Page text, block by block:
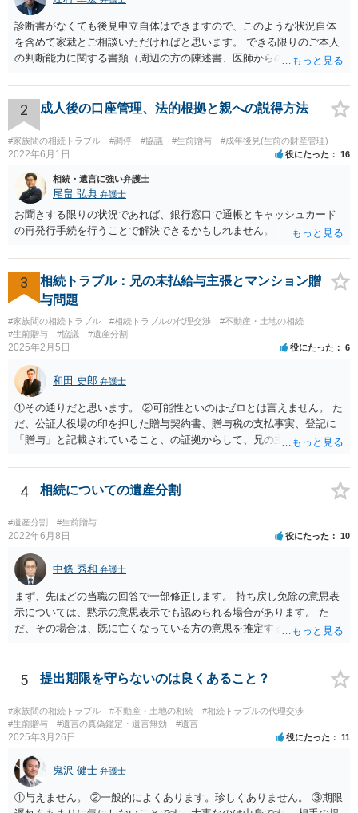
診断書がなくても後見申立自体はできますので、このような状況自体
を含めて家裁とご相談いただければと思います。 できる限りのご本人
の判断能力に関する書類（周辺の方の陳述書、医師からの聴取書等）
をしていただければそこから先は進むのではないかと存じます。 ま
た、Aさんの意向を酌みすぎるあまりに後見申立ができない状況にして
いる施設の問題もありますので、当該地域の地域包括支援センターに
ご相談されるのもひとつの方法です。
2 成人後の口座管理、法的根拠と親への説得方法
#家族間の相続トラブル #調停 #協議 #生前贈与 #成年後見(生前の財産管理)
2022年6月1日 役にたった 16
相続・遺言に強い弁護士
尾畠 弘典 弁護士
お聞きする限りの状況であれば、銀行窓口で通帳とキャッシュカード
の再発行手続を行うことで解決できるかもしれません。
3
相続トラブル：兄の未払給与主張とマンション贈
与問題
#家族間の相続トラブル #相続トラブルの代理交渉
#不動産・土地の相続
#生前贈与
#協議 #遺産分割
2025年2月5日 役にたった 6
和田 史郎 弁護士
①その通りだと思います。 ②可能性といのはゼロとは言えません。 た
だ、公証人役場の印を押した贈与契約書、贈与税の支払事実、登記に
「贈与」と記載されていること、の証拠からして、兄の主張は通らな
わなければ、遺産分割調停を申し立てて進めるのがベターのような気
がしますね。
4 相続についての遺産分割
#遺産分割 #生前贈与
2022年6月8日 役にたった 10
中條 秀和 弁護士
まず、先ほどの当職の回答で一部修正します。 持ち戻し免除の意思表
示については、黙示の意思表示でも認められる場合があります。 た
だ、その場合は、既に亡くなっている方の意思を推定することになり
持ち戻し免除の意思表示は書面で明確にしておいていただくべきとい
う結論は変わりません。 誤解を与えるような回答でした。失礼しまし
た。 文言については、「〇〇に対する生前贈与による特別受益の持ち
戻しをすべて免除する」というのがオーソドックスなものですが、ご
心配ならば、弁護士のところに行って、特別受益となりそうな贈与に
ついて説明した上で、適切な文言についてご相談してみてはいかがで
しょうか。
5 提出期限を守らないのは良くあること？
#家族間の相続トラブル #不動産・土地の相続
#相続トラブルの代理交渉
#生前贈与
#遺言の真偽鑑定・遺言無効 #遺言
2025年3月26日 役にたった 11
鬼沢 健士 弁護士
①与えません。 ②一般的によくあります。珍しくありません。 ③期限